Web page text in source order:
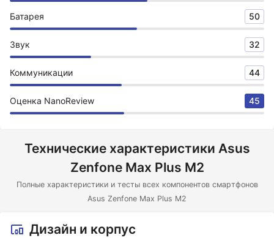
Батарея 50
Звук 32
Коммуникации 44
Оценка NanoReview 45
Технические характеристики Asus
Zenfone Max Plus M2
Полные характеристики и тесты всех компонентов смартфонов
Asus Zenfone Max Plus M2
Дизайн и корпус